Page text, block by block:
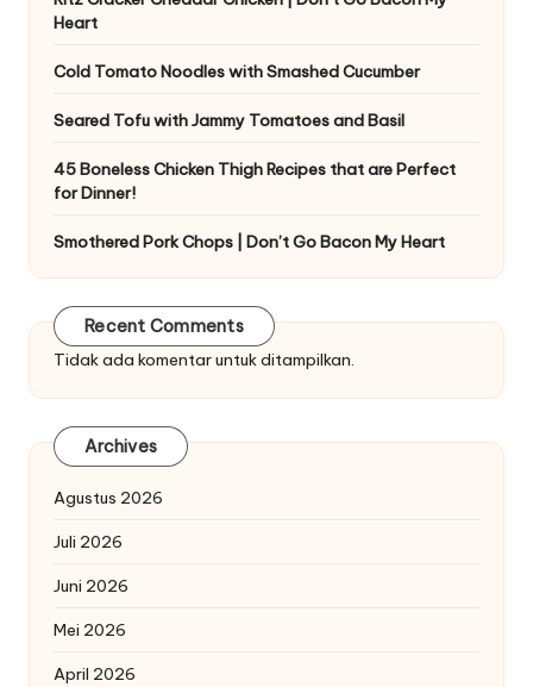
Heart
Cold Tomato Noodles with Smashed Cucumber
Seared Tofu with Jammy Tomatoes and Basil
45 Boneless Chicken Thigh Recipes that are Perfect
for Dinner!
Smothered Pork Chops | Don’t Go Bacon My Heart
Recent Comments
Tidak ada komentar untuk ditampilkan.
Archives
Agustus 2026
Juli 2026
Juni 2026
Mei 2026
April 2026